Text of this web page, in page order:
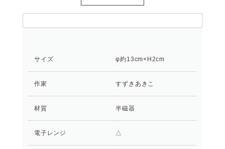
サイズ φ約13cm×H2cm
作家 すずきあきこ
材質 半磁器
電子レンジ △